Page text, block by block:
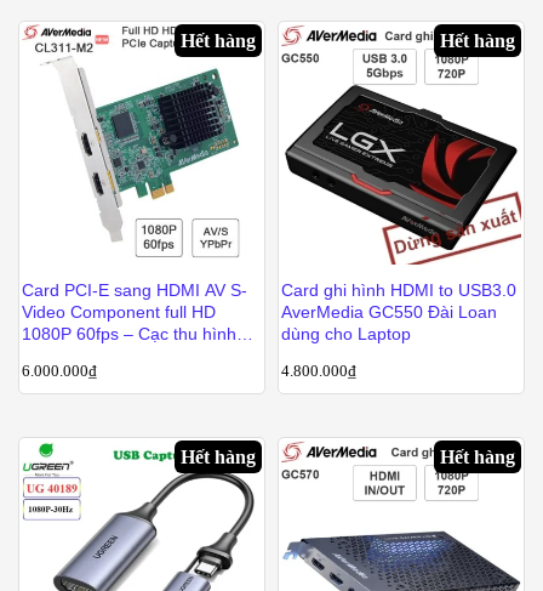
Hết hàng
Card PCI-E sang HDMI AV S-
Video Component full HD
1080P 60fps – Cạc thu hình
AverMedia CL311-M2
6.000.000₫
Hết hàng
Card ghi hình HDMI to USB3.0
AverMedia GC550 Đài Loan
dùng cho Laptop
4.800.000₫
Hết hàng Hết hàng